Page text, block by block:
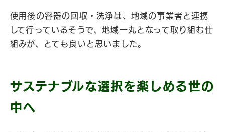
使用後の容器の回収・洗浄は、地域の事業者と連携
して行っているそうで、地域一丸となって取り組む仕
組みが、とても良いと思いました。
サステナブルな選択を楽しめる世の
中へ